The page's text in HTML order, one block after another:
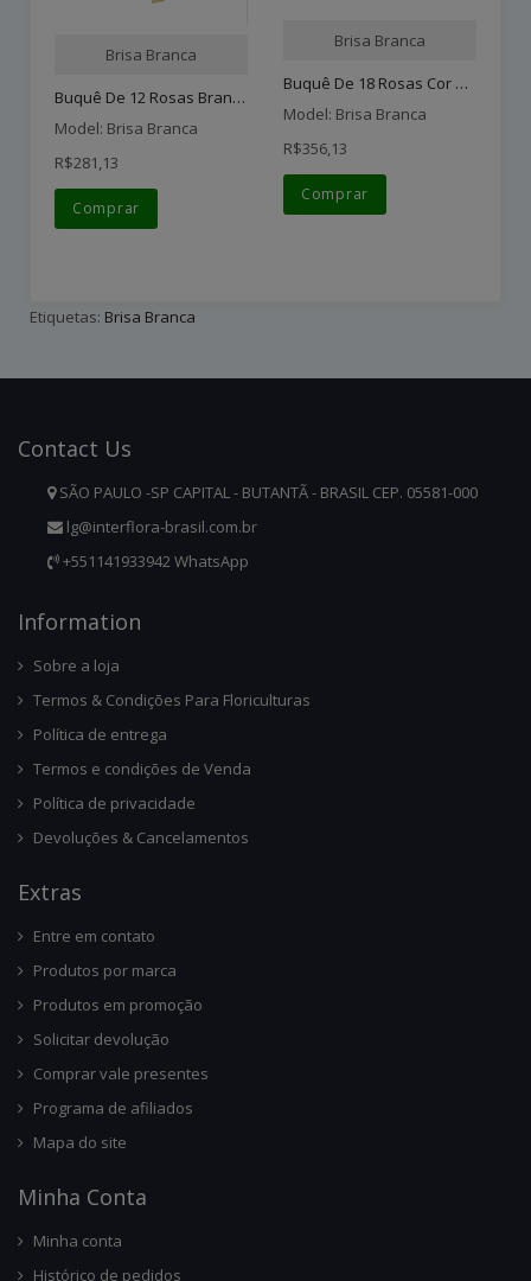
Brisa Branca
Buquê De 12 Rosas Brancas..
Model: Brisa Branca
R$281,13
Comprar
Brisa Branca
Buquê De 18 Rosas Cor De ..
Model: Brisa Branca
R$356,13
Comprar
Etiquetas: Brisa Branca
Contact Us
SÃO PAULO -SP CAPITAL - BUTANTÃ - BRASIL CEP. 05581-000
lg@interflora-brasil.com.br
+551141933942 WhatsApp
InforMation
Sobre a loja
Termos & Condições Para Floriculturas
Política de entrega
Termos e condições de Venda
Política de privacidade
Devoluções & Cancelamentos
ExtRas
Entre em contato
Produtos por marca
Produtos em promoção
Solicitar devolução
Comprar vale presentes
Programa de afiliados
Mapa do site
Minha Conta
Minha conta
Histórico de pedidos